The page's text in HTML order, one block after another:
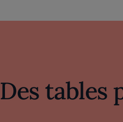
Des tables